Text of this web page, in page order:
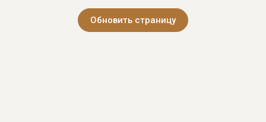
Обновить страницу